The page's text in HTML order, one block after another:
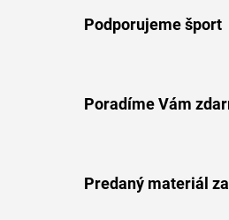
Podporujeme šport
Poradíme Vám
Predaný materiál